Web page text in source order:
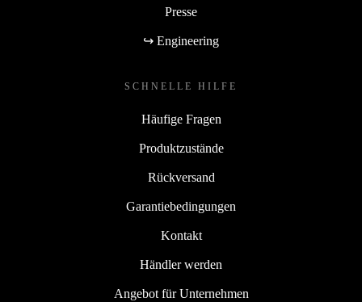
Presse
↪ Engineering
SCHNELLE HILFE
Häufige Fragen
Produktzustände
Rückversand
Garantiebedingungen
Kontakt
Händler werden
Angebot für Unternehmen